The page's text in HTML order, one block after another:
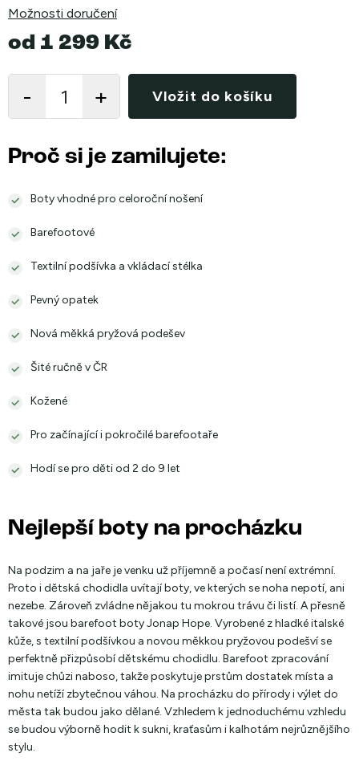
Možnosti doručení
od 1 299 Kč
cena:
Vložit do košíku
Proč si je zamilujete:
Boty vhodné pro celoroční nošení
Barefootové
Textilní podšívka a vkládací stélka
Pevný opatek
Nová měkká pryžová podešev
Šité ručně v ČR
Kožené
Pro začínající i pokročilé barefootaře
Hodí se pro děti od 2 do 9 let
Nejlepší boty na procházku
Na podzim a na jaře je venku už příjemně a počasí není extrémní.
Proto i dětská chodidla uvítají boty, ve kterých se noha nepotí, ani
nezebe. Zároveň zvládne nějakou tu mokrou trávu či listí. A přesně
takové jsou barefoot boty Jonap Hope. Vyrobené z hladké italské
kůže, s textilní podšívkou a novou měkkou pryžovou podešví se
perfektně přizpůsobí dětskému chodidlu. Barefoot zpracování
imituje chůzi naboso, takže poskytuje prstům dostatek místa a
nohu netíží zbytečnou váhou. Na procházku do přírody i výlet do
města tak budou jako dělané. Vzhledem k jednoduchému vzhledu
se budou výborně hodit k sukni, kraťasům i kalhotám nejrůznějšího
stylu.